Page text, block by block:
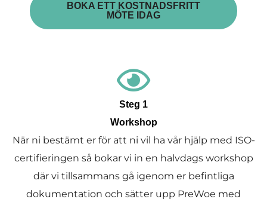
BOKA ETT KOSTNADSFRITT
MÖTE IDAG
Steg 1
Workshop
När ni bestämt er för att ni vil ha vår hjälp med ISO-
certifieringen så bokar vi in en halvdags workshop
där vi tillsammans gå igenom er befintliga
dokumentation och sätter upp PreWoe med